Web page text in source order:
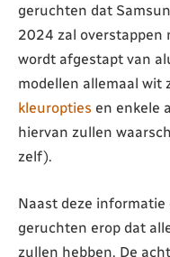
geruchten dat
2024 zal overstappen
wordt afgestapt van
modellen allemaal wit
kleuropties en enkele
hiervan zullen
zelf).
Naast deze informatie
geruchten erop dat
zullen hebben. De